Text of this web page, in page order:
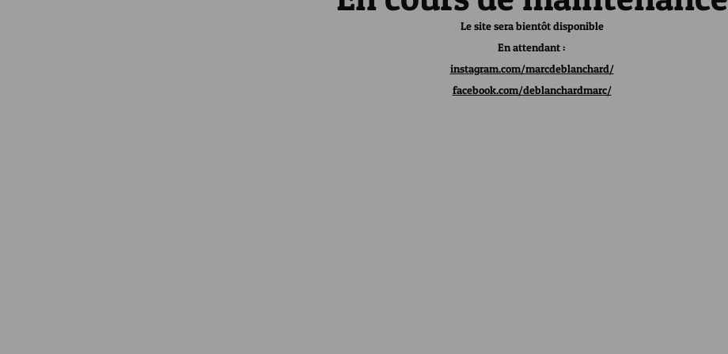
Le site sera bientôt disponible
En attendant :
instagram.com/marcdeblanchard/
facebook.com/deblanchardmarc/